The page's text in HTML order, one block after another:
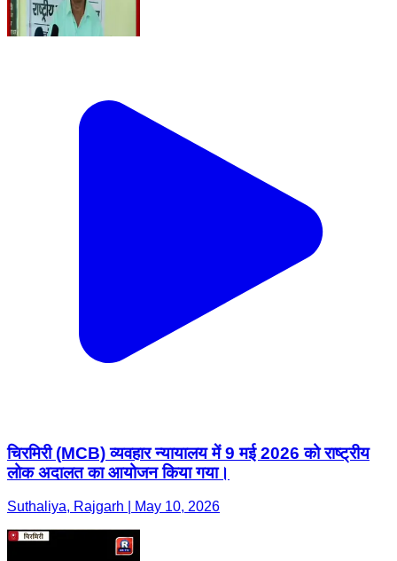
चिरमिरी (MCB) व्यवहार न्यायालय में 9 मई 2026 को राष्ट्रीय
लोक अदालत का आयोजन किया गया।
Suthaliya, Rajgarh | May 10, 2026